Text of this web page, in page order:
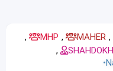
MAHER
MHP